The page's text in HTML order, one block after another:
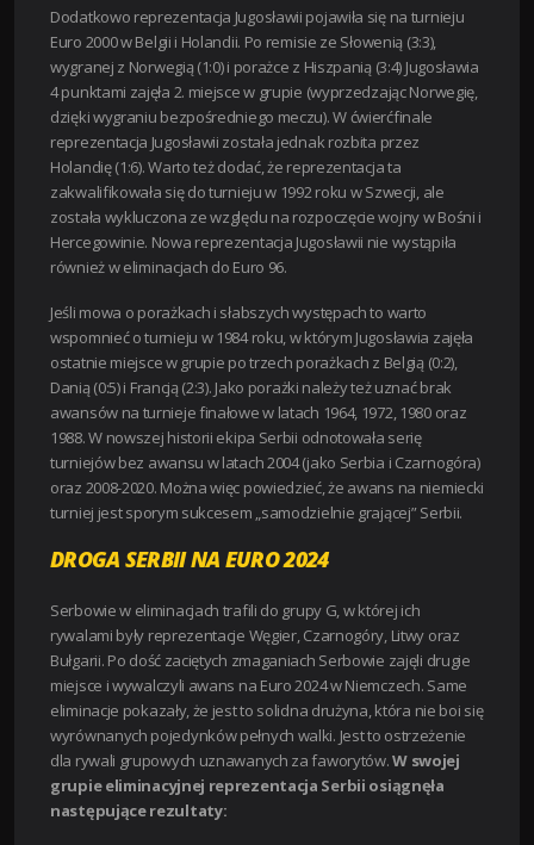
Dodatkowo reprezentacja Jugosławii pojawiła się na turnieju
Euro 2000 w Belgii i Holandii. Po remisie ze Słowenią (3:3),
wygranej z Norwegią (1:0) i porażce z Hiszpanią (3:4) Jugosławia
4 punktami zajęła 2. miejsce w grupie (wyprzedzając Norwegię,
dzięki wygraniu bezpośredniego meczu). W ćwierćfinale
reprezentacja Jugosławii została jednak rozbita przez
Holandię (1:6). Warto też dodać, że reprezentacja ta
zakwalifikowała się do turnieju w 1992 roku w Szwecji, ale
została wykluczona ze względu na rozpoczęcie wojny w Bośni i
Hercegowinie. Nowa reprezentacja Jugosławii nie wystąpiła
również w eliminacjach do Euro 96.
Jeśli mowa o porażkach i słabszych występach to warto
wspomnieć o turnieju w 1984 roku, w którym Jugosławia zajęła
ostatnie miejsce w grupie po trzech porażkach z Belgią (0:2),
Danią (0:5) i Francją (2:3). Jako porażki należy też uznać brak
awansów na turnieje finałowe w latach 1964, 1972, 1980 oraz
1988. W nowszej historii ekipa Serbii odnotowała serię
turniejów bez awansu w latach 2004 (jako Serbia i Czarnogóra)
oraz 2008-2020. Można więc powiedzieć, że awans na niemiecki
turniej jest sporym sukcesem „samodzielnie grającej” Serbii.
DROGA SERBII NA EURO 2024
Serbowie w eliminacjach trafili do grupy G, w której ich
rywalami były reprezentacje Węgier, Czarnogóry, Litwy oraz
Bułgarii. Po dość zaciętych zmaganiach Serbowie zajęli drugie
miejsce i wywalczyli awans na Euro 2024 w Niemczech. Same
eliminacje pokazały, że jest to solidna drużyna, która nie boi się
wyrównanych pojedynków pełnych walki. Jest to ostrzeżenie
dla rywali grupowych uznawanych za faworytów.W swojej
grupie eliminacyjnej reprezentacja Serbii osiągnęła
następujące rezultaty: